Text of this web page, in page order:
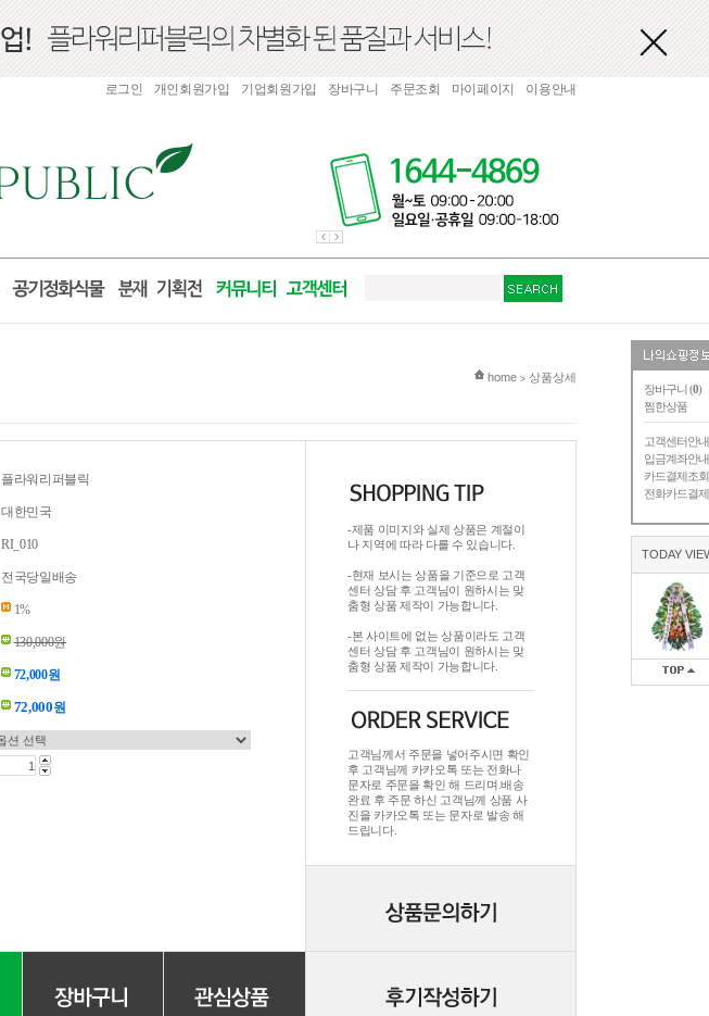
장바구니 (0)
찜한상품
고객센터안내
입금계좌안내
카드결제조회
전화카드결제
TODAY
로그인 개인회원가입 기업회원가입 장바구니 주문조회 마이페이지 이용안내
현재 위치
home > 상품상세
플라워리퍼블릭
대한민국
RI_010
전국당일배송
1%
130,000원
72,000원
72,000원
-제품 이미지와 실제 상품은 계절이
나 지역에 따라 다를 수 있습니다.
-현재 보시는 상품을 기준으로 고객
센터 상담 후 고객님이 원하시는 맞
춤형 상품 제작이 가능합니다.
-본 사이트에 없는 상품이라도 고객
센터 상담 후 고객님이 원하시는 맞
춤형 상품 제작이 가능합니다.
고객님께서 주문을 넣어주시면 확인
후 고객님께 카카오톡 또는 전화나
문자로 주문을 확인 해 드리며.배송
완료 후 주문 하신 고객님께 상품 사
진을 카카오톡 또는 문자로 발송 해
드립니다.